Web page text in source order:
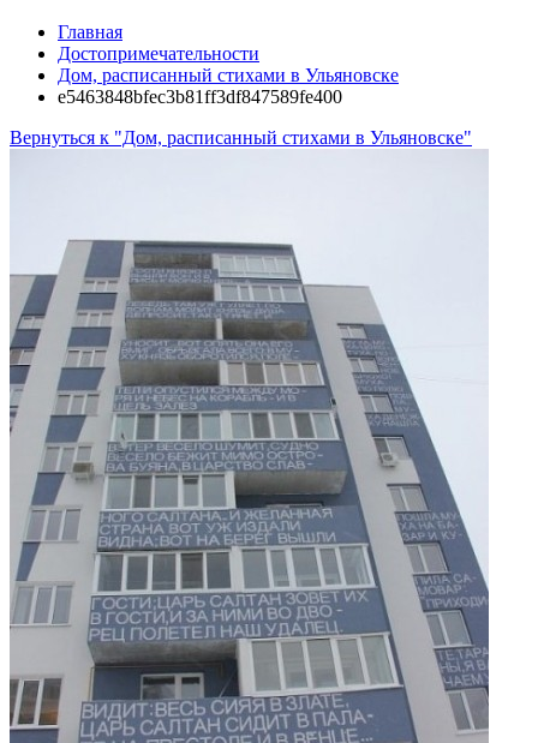
Главная
Достопримечательности
Дом, расписанный стихами в Ульяновске
e5463848bfec3b81ff3df847589fe400
Вернуться к "Дом, расписанный стихами в Ульяновске"